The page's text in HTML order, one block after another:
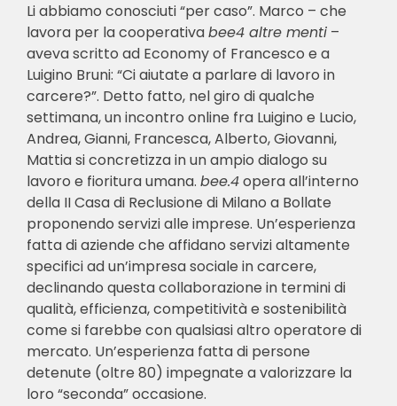
Li abbiamo conosciuti “per caso”. Marco – che
lavora per la cooperativabee4 altre menti–
aveva scritto ad Economy of Francesco e a
Luigino Bruni: “Ci aiutate a parlare di lavoro in
carcere?”. Detto fatto, nel giro di qualche
settimana, un incontro online fra Luigino e Lucio,
Andrea, Gianni, Francesca, Alberto, Giovanni,
Mattia si concretizza in un ampio dialogo su
lavoro e fioritura umana. bee.4opera all’interno
della II Casa di Reclusione di Milano a Bollate
proponendo servizi alle imprese. Un’esperienza
fatta di aziende che affidano servizi altamente
specifici ad un’impresa sociale in carcere,
declinando questa collaborazione in termini di
qualità, efficienza, competitività e sostenibilità
come si farebbe con qualsiasi altro operatore di
mercato. Un’esperienza fatta di persone
detenute (oltre 80) impegnate a valorizzare la
loro “seconda” occasione.